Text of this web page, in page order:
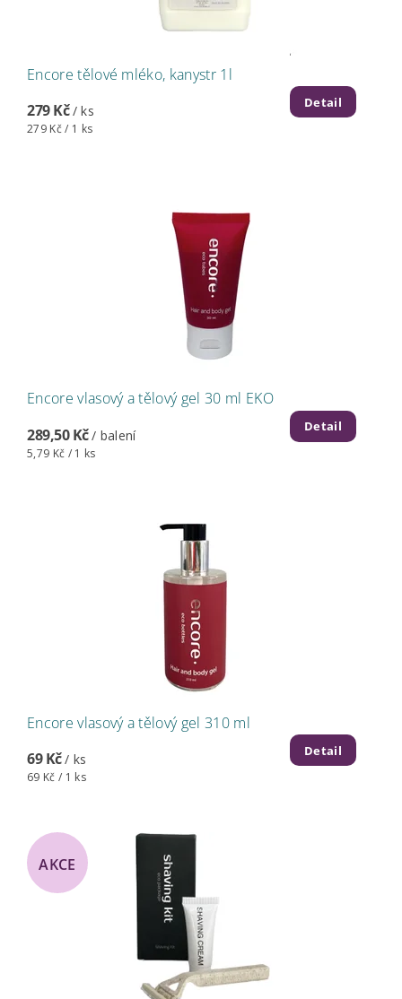
Encore tělové mléko, kanystr 1l
279 Kč/ ks
279 Kč / 1 ks
Detail
Encore vlasový a tělový gel 30 ml EKO
289,50 Kč/ balení
5,79 Kč / 1 ks
Detail
Encore vlasový a tělový gel 310 ml
69 Kč/ ks
69 Kč / 1 ks
Detail
AKCE